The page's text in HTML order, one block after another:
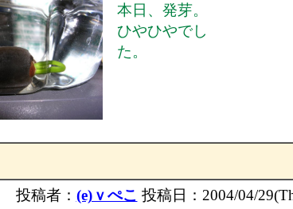
本日、発芽。
ひやひやでし
た。
投稿者： (e)ｖぺこ 投稿日：2004/04/